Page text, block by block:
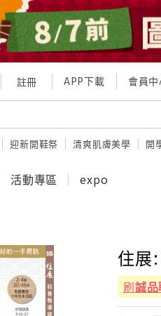
註冊 APP下載 會員
迎新開鞋祭 清爽肌膚美學 開
活動專區 expo
住展
刷誠